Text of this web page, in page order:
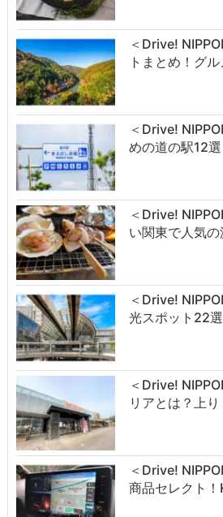
＜Drive!
トまとめ！グ
＜Drive!
めの道の駅12
＜Drive!
い関東で人気の
＜Drive!
光スポット22
＜Drive!
リアとは？上
＜Drive!
商品セレクト